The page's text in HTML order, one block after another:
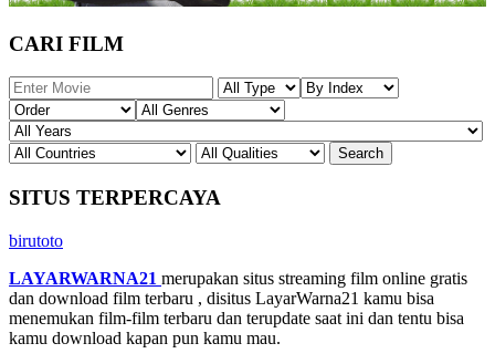
CARI FILM
SITUS TERPERCAYA
birutoto
LAYARWARNA21 merupakan situs streaming film online gratis
dan download film terbaru , disitus LayarWarna21 kamu bisa
menemukan film-film terbaru dan terupdate saat ini dan tentu bisa
kamu download kapan pun kamu mau.